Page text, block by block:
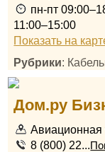
пн-пт
11:00–15:00
Показать на
Рубрики:
Дом.ру
Авиационная
8 (800) 22...